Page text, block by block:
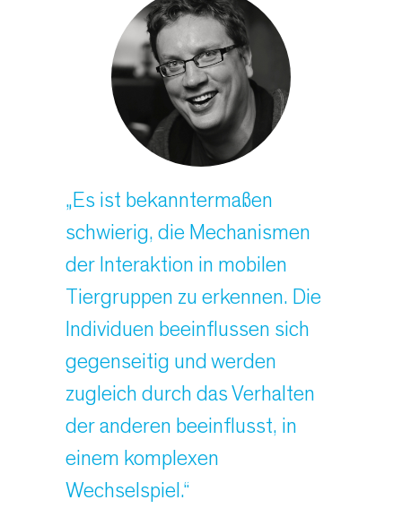
„Es ist bekanntermaßen
schwierig, die Mechanismen
der Interaktion in mobilen
Tiergruppen zu erkennen. Die
Individuen beeinflussen sich
gegenseitig und werden
zugleich durch das Verhalten
der anderen beeinflusst, in
einem komplexen
Wechselspiel.“